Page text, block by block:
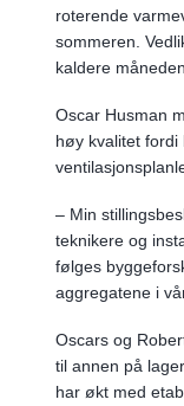
roterende
sommeren.
kaldere
Oscar Husman
høy kvalitet fordi
– Min
teknikere og
følges
aggregatene i
Oscars og
til annen på
har økt med